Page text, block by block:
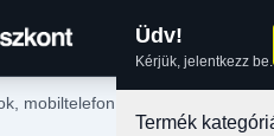
Üdv!
Kérjük, jelentkezz be.
Termék
mobiltelefon tokok